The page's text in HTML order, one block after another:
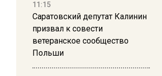
11:15
Саратовский депутат Калинин
призвал к совести
ветеранское сообщество
Польши